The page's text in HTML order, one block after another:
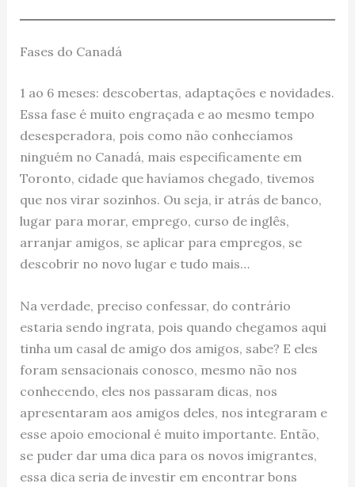
Fases do Canadá
1 ao 6 meses: descobertas, adaptações e novidades.
Essa fase é muito engraçada e ao mesmo tempo
desesperadora, pois como não conhecíamos
ninguém no Canadá, mais especificamente em
Toronto, cidade que havíamos chegado, tivemos
que nos virar sozinhos. Ou seja, ir atrás de banco,
lugar para morar, emprego, curso de inglês,
arranjar amigos, se aplicar para empregos, se
descobrir no novo lugar e tudo mais…
Na verdade, preciso confessar, do contrário
estaria sendo ingrata, pois quando chegamos aqui
tinha um casal de amigo dos amigos, sabe? E eles
foram sensacionais conosco, mesmo não nos
conhecendo, eles nos passaram dicas, nos
apresentaram aos amigos deles, nos integraram e
esse apoio emocional é muito importante. Então,
se puder dar uma dica para os novos imigrantes,
essa dica seria de investir em encontrar bons